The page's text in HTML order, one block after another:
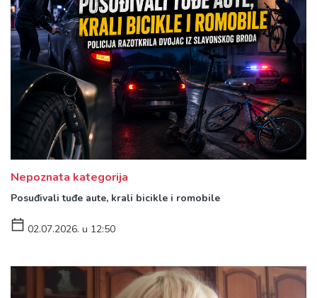
Nepoznata kategorija
Posuđivali tuđe aute, krali bicikle i romobile
02.07.2026. u 12:50